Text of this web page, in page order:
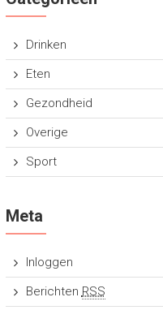
Drinken
Eten
Gezondheid
Overige
Sport
Meta
Inloggen
Berichten RSS